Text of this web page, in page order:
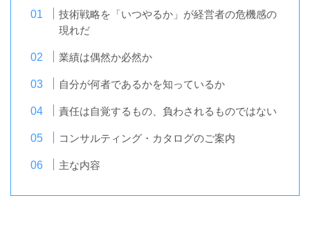
技術戦略を「いつやるか」が経営者の危機感の
現れだ
業績は偶然か必然か
自分が何者であるかを知っているか
責任は自覚するもの、負わされるものではない
コンサルティング・カタログのご案内
主な内容